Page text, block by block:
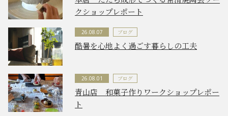
クショップレポート
26.08.07 ブログ
酷暑を心地よく過ごす暮らしの工夫
26.08.01 ブログ
青山店 和菓子作りワークショップレポー
ト